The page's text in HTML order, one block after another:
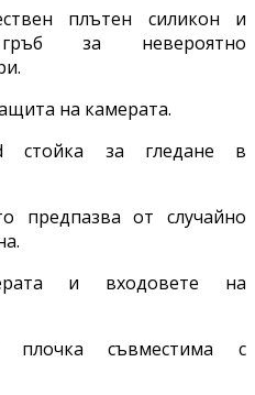
плътен силикон и
гръб за невероятно
на камерата.
стойка за гледане в
предпазва от случайно
и входовете на
плочка съвместима с